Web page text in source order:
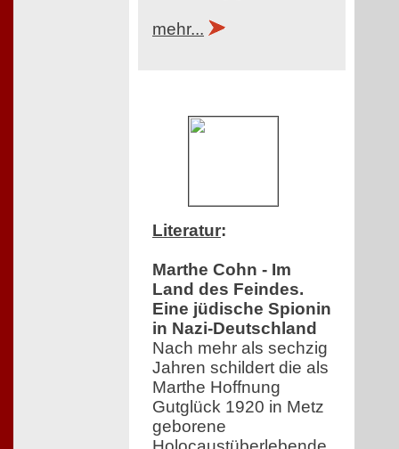
mehr...
Literatur:
Marthe Cohn - Im
Land des Feindes.
Eine jüdische Spionin
in Nazi-Deutschland
Nach mehr als sechzig
Jahren schildert die als
Marthe Hoffnung
Gutglück 1920 in Metz
geborene